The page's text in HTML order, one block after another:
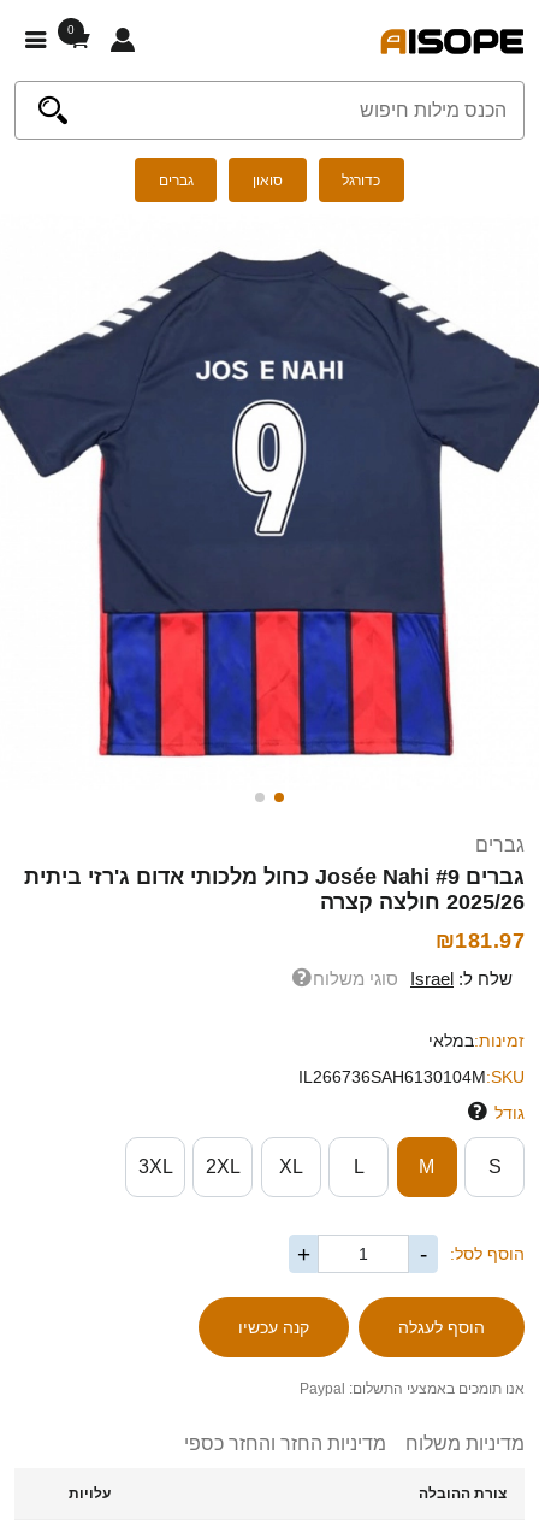
0
כדורגל סואון גברים
גברים
גברים Josée Nahi #9 כחול מלכותי אדום ג'רזי ביתית
2025/26 חולצה קצרה
₪181.97
שלח ל: Israel סוגי משלוח
זמינות:במלאי
SKU:
IL266736SAH6130104M
גודל
S
M
L
XL
2XL
3XL
הוסף לסל: -
+
אנו תומכים באמצעי התשלום: Paypal
מדיניות משלוח מדיניות החזר והחזר כספי
צורת ההובלה עלויות